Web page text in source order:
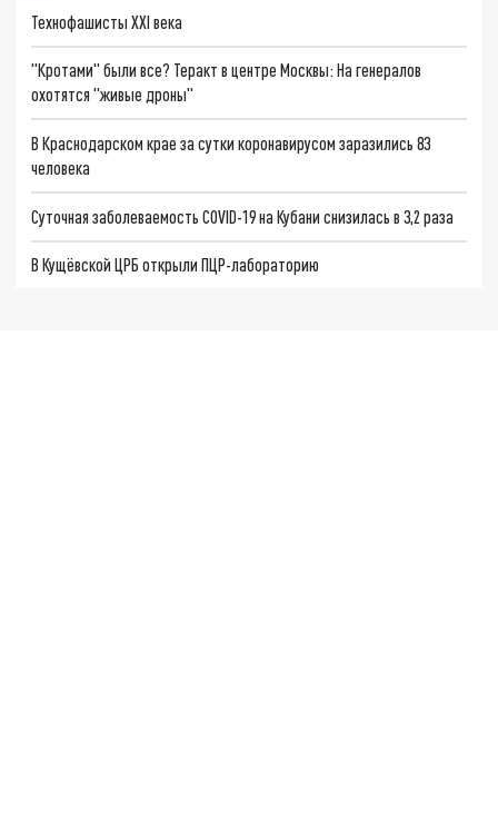
Технофашисты XXI века
"Кротами" были все? Теракт в центре Москвы: На генералов
охотятся "живые дроны"
В Краснодарском крае за сутки коронавирусом заразились 83
человека
Суточная заболеваемость COVID-19 на Кубани снизилась в 3,2 раза
В Кущёвской ЦРБ открыли ПЦР-лабораторию